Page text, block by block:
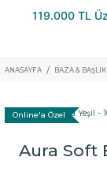
ANASAYFA BAZA & BAŞLIK
Online'a Özel
Aura Soft